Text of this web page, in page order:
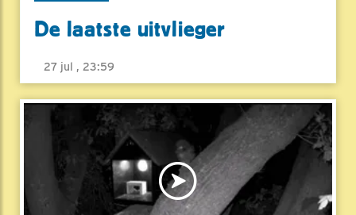
De laatste uitvlieger
27 jul , 23:59